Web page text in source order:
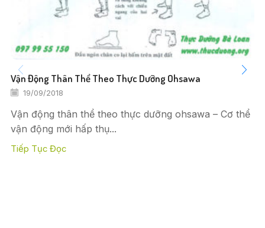
Vận Động Thân Thể Theo Thực Dưỡng Ohsawa
19/09/2018
Vận động thân thể theo thực dưỡng ohsawa – Cơ thể
vận động mới hấp thụ...
Tiếp Tục Đọc